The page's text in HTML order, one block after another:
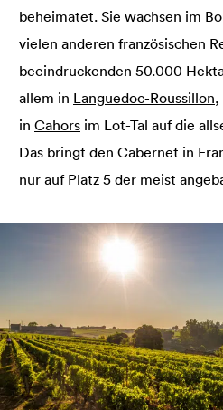
beheimatet. Sie wachsen im
vielen anderen französischen
beeindruckenden 50.000
allem in Languedoc-Roussillon,
in Cahors im Lot-Tal auf die
Das bringt den Cabernet in
nur auf Platz 5 der meist